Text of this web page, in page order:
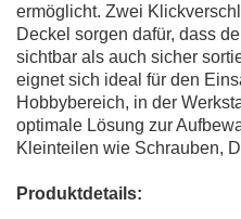
ermöglicht. Zwei
Deckel sorgen dafür, dass
sichtbar als auch sicher
eignet sich ideal für den
Hobbybereich, in der
optimale Lösung zur
Kleinteilen wie Schrauben,
Produktdetails: